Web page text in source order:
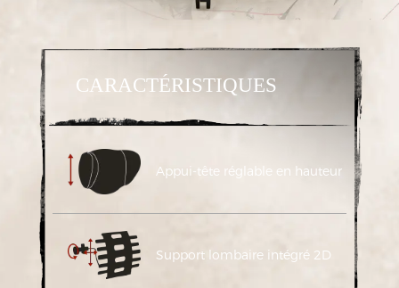
CARACTÉRISTIQUES
Appui-tête réglable en hauteur
Support lombaire intégré 2D